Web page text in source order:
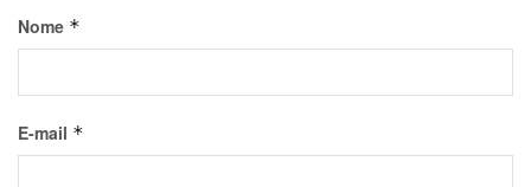
Nome *
E-mail *